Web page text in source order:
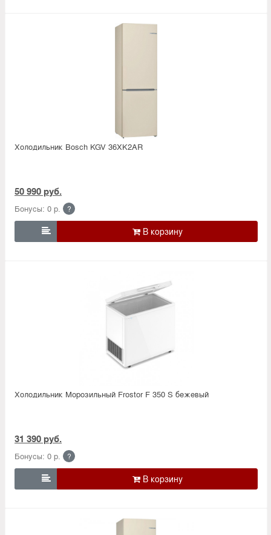
Холодильник Bosсh KGV 36XK2AR
50 990 руб.
Бонусы: 0 р. ?

Холодильник Морозильный Frostor F 350 S бежевый
31 390 руб.
Бонусы: 0 р. ?
